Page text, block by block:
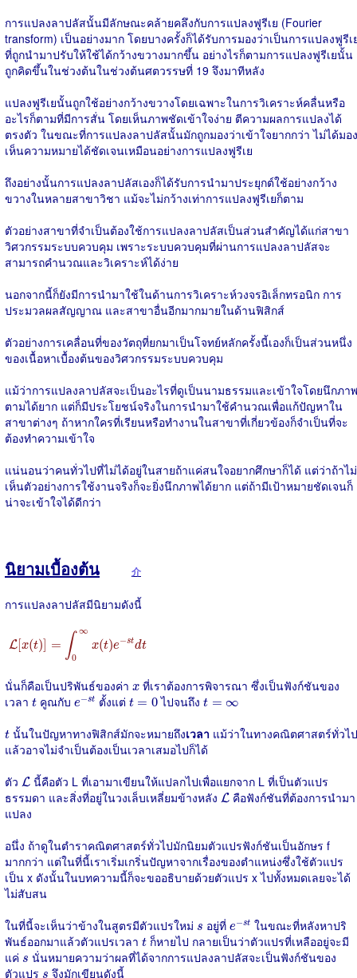
การแปลงลาปลัสนั้นมีลักษณะคล้ายคลึงกับการแปลงฟูรีเย (Fourier
transform) เป็นอย่างมาก โดยบางครั้งก็ได้รับการมองว่าเป็นการแปลงฟูรีเ
ที่ถูกนำมาปรับให้ใช้ได้กว้างขวางมากขึ้น อย่างไรก็ตามการแปลงฟูรีเยนั้น
ถูกคิดขึ้นในช่วงต้นในช่วงต้นศตวรรษที่ 19 จึงมาทีหลัง
แปลงฟูรีเยนั้นถูกใช้อย่างกว้างขวางโดยเฉพาะในการวิเคราะห์คลื่นหรือ
อะไรก็ตามที่มีการสั่น โดยเห็นภาพชัดเข้าใจง่าย ตีความผลการแปลงได้
ตรงตัว ในขณะที่การแปลงลาปลัสนั้นมักถูกมองว่าเข้าใจยากกว่า ไม่ได้มอง
เห็นความหมายได้ชัดเจนเหมือนอย่างการแปลงฟูรีเย
ถึงอย่างนั้นการแปลงลาปลัสเองก็ได้รับการนำมาประยุกต์ใช้อย่างกว้าง
ขวางในหลายสาขาวิชา แม้จะไม่กว้างเท่าการแปลงฟูรีเยก็ตาม
ตัวอย่างสาขาที่จำเป็นต้องใช้การแปลงลาปลัสเป็นส่วนสำคัญได้แก่สาขา
วิศวกรรมระบบควบคุม เพราะระบบควบคุมที่ผ่านการแปลงลาปลัสจะ
สามารถคำนวณและวิเคราะห์ได้ง่าย
นอกจากนี้ก็ยังมีการนำมาใช้ในด้านการวิเคราะห์วงจรอิเล็กทรอนิก การ
ประมวลผลสัญญาณ และสาขาอื่นอีกมากมายในด้านฟิสิกส์
ตัวอย่างการเคลื่อนที่ของวัตถุที่ยกมาเป็นโจทย์หลักครั้งนี้เองก็เป็นส่วนหนึ่ง
ของเนื้อหาเบื้องต้นของวิศวกรรมระบบควบคุม
แม้ว่าการแปลงลาปลัสจะเป็นอะไรที่ดูเป็นนามธรรมและเข้าใจโดยนึกภาพ
ตามได้ยาก แต่ก็มีประโยชน์จริงในการนำมาใช้คำนวณเพื่อแก้ปัญหาใน
สาขาต่างๆ ถ้าหากใครที่เรียนหรือทำงานในสาขาที่เกี่ยวข้องก็จำเป็นที่จะ
ต้องทำความเข้าใจ
แน่นอนว่าคนทั่วไปที่ไม่ได้อยู่ในสายถ้าแค่สนใจอยากศึกษาก็ได้ แต่ว่าถ้าไม่
เห็นตัวอย่างการใช้งานจริงก็จะยิ่งนึกภาพได้ยาก แต่ถ้ามีเป้าหมายชัดเจนก็
น่าจะเข้าใจได้ดีกว่า
นิยามเบื้องต้น 介
การแปลงลาปลัสมีนิยามดังนี้
L[x(t)] = ∫
∞
0
x(t)e−stdt
x(t)
นั่นก็คือเป็นปริพันธ์ของค่า x
x ที่เราต้องการพิจารณา ซึ่งเป็นฟังก์ชันของ
เวลา t
t คูณกับ e−st
e−stตั้งแต่ t = 0
t=0 ไปจนถึง t = ∞
t=∞
t
t นั้นในปัญหาทางฟิสิกส์มักจะหมายถึงเวลา แม้ว่าในทางคณิตศาสตร์ทั่วไป
แล้วอาจไม่จำเป็นต้องเป็นเวลาเสมอไปก็ได้
ตัว L
L นี้คือตัว L ที่เอามาเขียนให้แปลกไปเพื่อแยกจาก L ที่เป็นตัวแปร
ธรรมดา และสิ่งที่อยู่ในวงเล็บเหลี่ยมข้างหลัง L
L คือฟังก์ชันที่ต้องการนำมา
แปลง
อนึ่ง ถ้าดูในตำราคณิตศาสตร์ทั่วไปมักนิยมตัวแปรฟังก์ชันเป็นอักษร f
มากกว่า แต่ในที่นี้เราเริ่มเกริ่นปัญหาจากเรื่องของตำแหน่งซึ่งใช้ตัวแปร
เป็น x ดังนั้นในบทความนี้ก็จะขออธิบายด้วยตัวแปร x ไปทั้งหมดเลยจะได้
ไม่สับสน
ในที่นี้จะเห็นว่าข้างในสูตรมีตัวแปรใหม่ s
s อยู่ที่ e−st
e−s tในขณะที่หลังหาปริ
พันธ์ออกมาแล้วตัวแปรเวลา t
t ก็หายไป กลายเป็นว่าตัวแปรที่เหลืออยู่จะมี
แค่ s
s นั่นหมายความว่าผลที่ได้จากการแปลงลาปลัสจะเป็นฟังก์ชันของ
ตัวแปร s
s จึงมักเขียนดังนี้